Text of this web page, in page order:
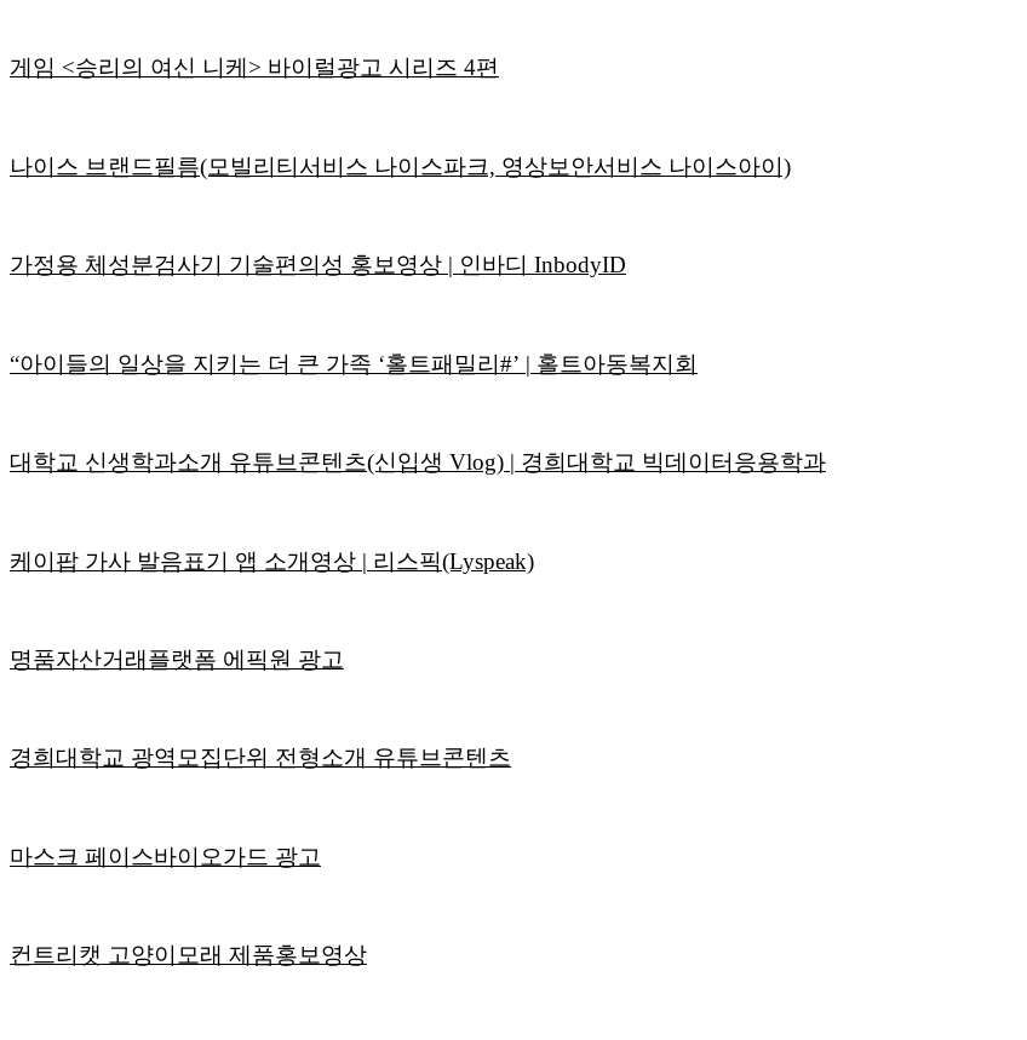
게임 <승리의 여신 니케> 바이럴광고 시리즈 4편
나이스 브랜드필름(모빌리티서비스 나이스파크, 영상보안서비스 나이스아이)
가정용 체성분검사기 기술편의성 홍보영상 | 인바디 InbodyID
“아이들의 일상을 지키는 더 큰 가족 ‘홀트패밀리#’ | 홀트아동복지회
대학교 신생학과소개 유튜브콘텐츠(신입생 Vlog) | 경희대학교 빅데이터응용학과
케이팝 가사 발음표기 앱 소개영상 | 리스픽(Lyspeak)
명품자산거래플랫폼 에픽원 광고
경희대학교 광역모집단위 전형소개 유튜브콘텐츠
마스크 페이스바이오가드 광고
컨트리캣 고양이모래 제품홍보영상